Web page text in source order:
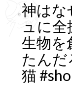
神はな
ュに
生物を
たんだ
猫